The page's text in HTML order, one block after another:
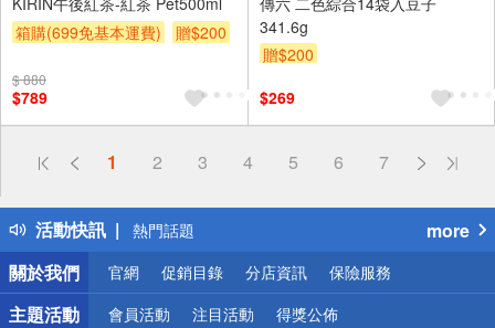
箱購(699免基本運費)
贈$200
$ 880
$789
341.6g
贈$200
$269
1 2 3 4 5 6 7
活動快訊
偏遠地區配送
得獎公告
熱門話題
銀行優惠
偏遠地區配送
詐騙網頁！請小心！
more
關於我們
官網 促銷目錄 分店資訊 保險服務
主題活動 會員活動 注目活動 得獎公佈